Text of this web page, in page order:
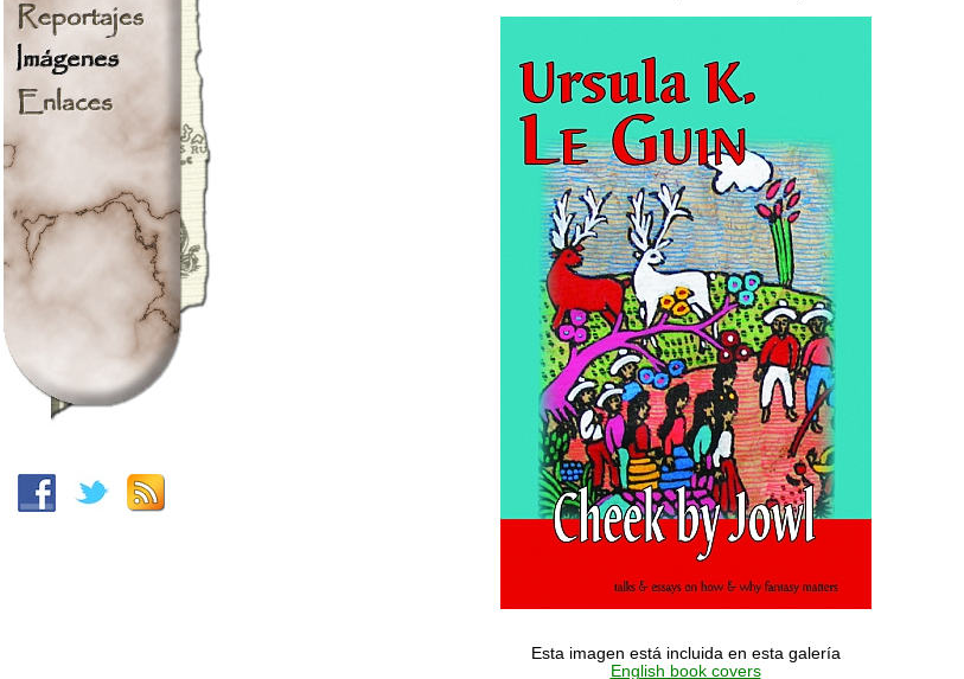
Esta imagen está incluida en esta galería
English book covers